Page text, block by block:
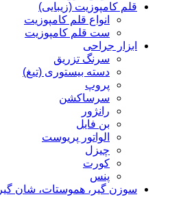
قلم کامپوزیت (زیبایی)
انواع قلم کامپوزیت
ست قلم کامپوزیت
ابزار جراحی
سرنگ تزریق
دسته بیستوری (تیغ)
پروپ
سرساکشن
رانژور
بن فایل
الواتور پریوست
چیزل
کورت
پنس
سوزن گیر، هموستات، شان گیر